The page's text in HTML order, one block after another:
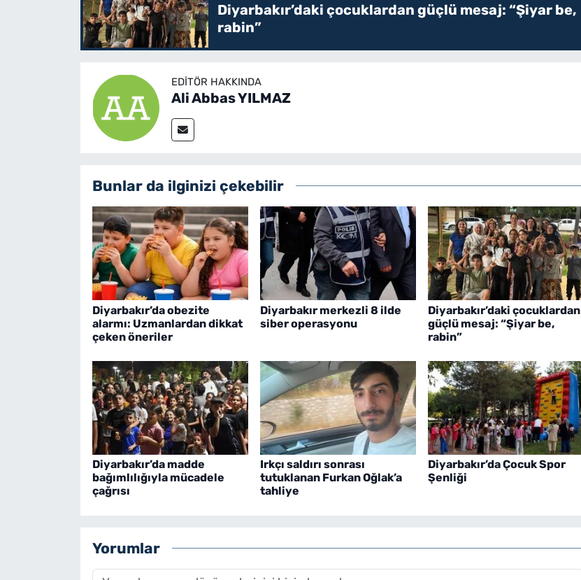
Diyarbakır’daki çocuklardan güçlü mesaj: “Şiyar be,
rabin”
EDITÖR HAKKINDA
Ali Abbas YILMAZ
Bunlar da ilginizi çekebilir
Diyarbakır’da obezite
alarmı: Uzmanlardan dikkat
çeken öneriler
Diyarbakır merkezli 8 ilde
siber operasyonu
Diyarbakır’daki çocuklardan
güçlü mesaj: “Şiyar be,
rabin”
Diyarbakır’da madde
bağımlılığıyla mücadele
çağrısı
Irkçı saldırı sonrası
tutuklanan Furkan Oğlak’a
tahliye
Diyarbakır’da Çocuk Spor
Şenliği
Yorumlar